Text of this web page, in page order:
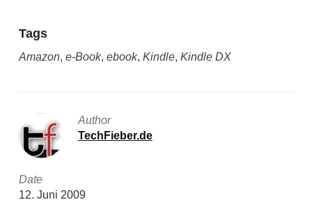
Tags
Amazon, e-Book, ebook, Kindle, Kindle DX
Author
TechFieber.de
Date
12. Juni 2009